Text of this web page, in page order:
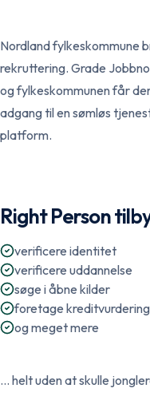
Nordland fylkeskommune
rekruttering. Grade
og fylkeskommunen får
adgang til en sømløs
platform.
Right Person
verificere identitet
verificere uddannelse
søge i åbne kilder
foretage kreditvurdering
og meget mere
… helt uden at skulle